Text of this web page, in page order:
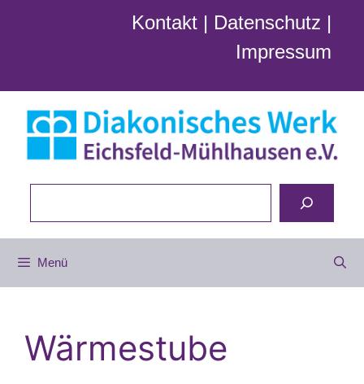
Kontakt | Datenschutz |
Impressum
Menü
Wärmestube